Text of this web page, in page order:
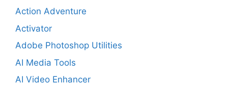
Action Adventure
Activator
Adobe Photoshop Utilities
AI Media Tools
AI Video Enhancer